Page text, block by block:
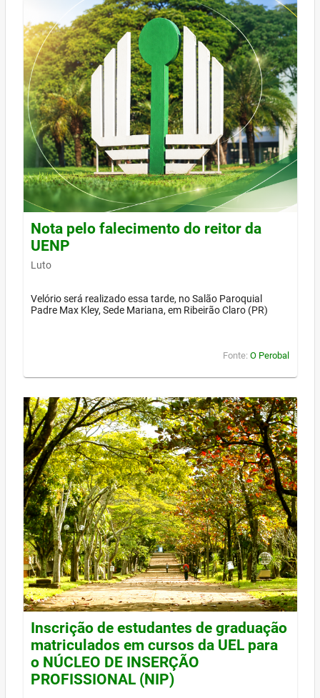
Nota pelo falecimento do reitor da
UENP
Luto
Velório será realizado essa tarde, no Salão Paroquial
Padre Max Kley, Sede Mariana, em Ribeirão Claro (PR)
Fonte: O Perobal
Inscrição de estudantes de graduação
matriculados em cursos da UEL para
o NÚCLEO DE INSERÇÃO
PROFISSIONAL (NIP)